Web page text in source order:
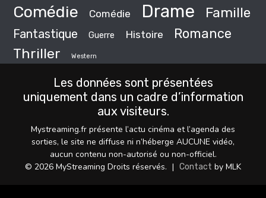
Comédie Comédie Drame Famille
Fantastique Guerre Histoire Romance
Thriller Western
Les données sont présentées
uniquement dans un cadre d’information
aux visiteurs.
Mystreaming.fr présente l’actu cinéma et l’agenda des
sorties, le site ne diffuse ni n’héberge AUCUNE vidéo,
aucun contenu non-autorisé ou non-officiel.
© 2026 MyStreaming Droits réservés. | Contact by MLK